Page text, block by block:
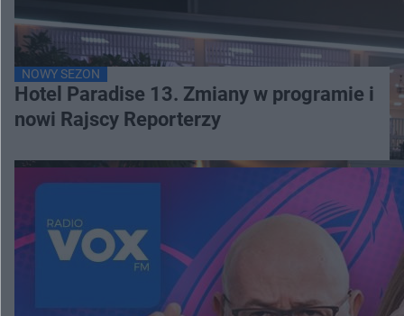
NOWY SEZON
Hotel Paradise 13. Zmiany w programie i
nowi Rajscy Reporterzy